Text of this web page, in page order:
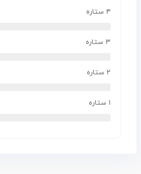
۴ ستاره
۳ ستاره
۲ ستاره
۱ ستاره